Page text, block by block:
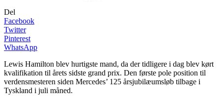
Del
Facebook
Twitter
Pinterest
WhatsApp
Lewis Hamilton blev hurtigste mand, da der tidligere i dag blev kørt
kvalifikation til årets sidste grand prix. Den første pole position til
verdensmesteren siden Mercedes’ 125 årsjubilæumsløb tilbage i
Tyskland i juli måned.